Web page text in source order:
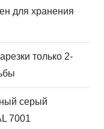
для хранения
только 2-
серый
7001